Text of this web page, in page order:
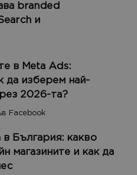
branded
и
в Meta Ads:
да изберем най-
2026-та?
Facebook
България: какво
магазините и как да